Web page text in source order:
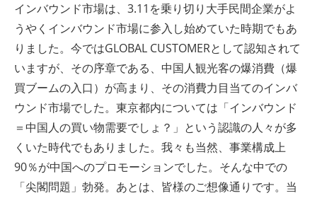
インバウンド市場は、3.11を乗り切り大手民間企業がよ
うやくインバウンド市場に参入し始めていた時期でもあ
りました。今ではGLOBAL CUSTOMERとして認知されて
いますが、その序章である、中国人観光客の爆消費（爆
買ブームの入口）が高まり、その消費力目当てのインバ
ウンド市場でした。東京都内については「インバウンド
＝中国人の買い物需要でしょ？」という認識の人々が多
くいた時代でもありました。我々も当然、事業構成上
90％が中国へのプロモーションでした。そんな中での
「尖閣問題」勃発。あとは、皆様のご想像通りです。当